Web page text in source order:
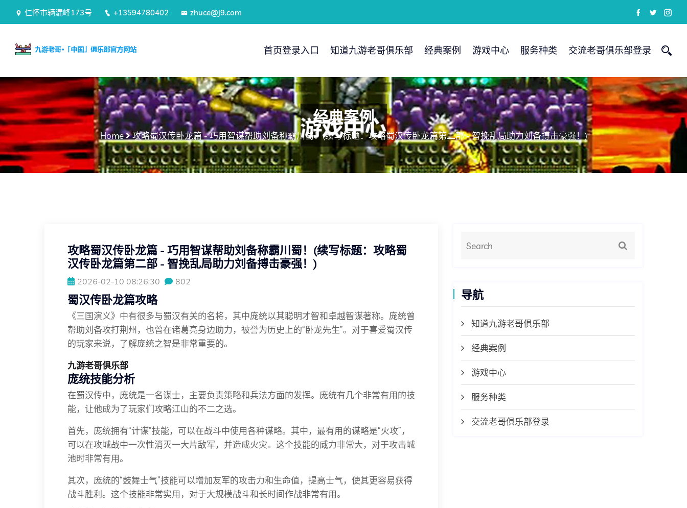
仁怀市辆漏峰173号 +13594780402 zhuce@j9.com
首页登录入口 知道九游老哥俱乐部 经典案例 游戏中心 服务种类 交流老哥俱乐部登录
经典案例
Home 攻略蜀汉传卧龙篇 - 巧用智谋帮助刘备称霸川蜀！(续写标题：攻略蜀汉传卧龙篇第二部 - 智挽乱局助力刘备搏击豪强！)
攻略蜀汉传卧龙篇 - 巧用智谋帮助刘备称霸川蜀！(续写标题：攻略蜀
汉传卧龙篇第二部 - 智挽乱局助力刘备搏击豪强！)
2026-02-10 08:26:30 802
蜀汉传卧龙篇攻略
《三国演义》中有很多与蜀汉有关的名将，其中庞统以其聪明才智和卓越智谋著称。庞统曾
帮助刘备攻打荆州，也曾在诸葛亮身边助力，被誉为历史上的“卧龙先生”。对于喜爱蜀汉传
的玩家来说，了解庞统之智是非常重要的。
九游老哥俱乐部
庞统技能分析
在蜀汉传中，庞统是一名谋士，主要负责策略和兵法方面的发挥。庞统有几个非常有用的技
能，让他成为了玩家们攻略江山的不二之选。
首先，庞统拥有“计谋”技能，可以在战斗中使用各种谋略。其中，最有用的谋略是“火攻”，
可以在攻城战中一次性消灭一大片敌军，并造成火灾。这个技能的威力非常大，对于攻击城
池时非常有用。
其次，庞统的“鼓舞士气”技能可以增加友军的攻击力和生命值，提高士气，使其更容易获得
战斗胜利。这个技能非常实用，对于大规模战斗和长时间作战非常有用。
导航
知道九游老哥俱乐部
经典案例
游戏中心
服务种类
交流老哥俱乐部登录